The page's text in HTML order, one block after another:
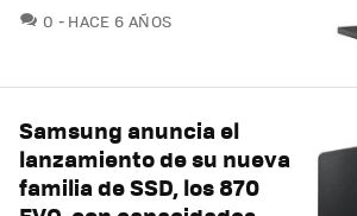
0 COMENTARIOS
HACE 6 AÑOS
Samsung anuncia el
lanzamiento de su nueva
familia de SSD, los 870